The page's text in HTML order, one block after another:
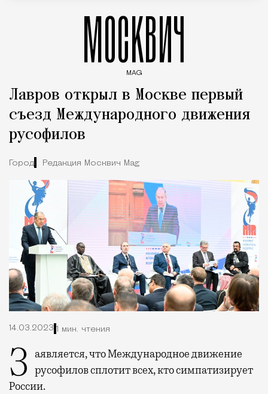
МОСКВИЧ
MAG
Лавров открыл в Москве первый
съезд Международного движения
русофилов
Город Редакция Москвич Mag
14.03.2023 1 мин. чтения
Заявляется, что Международное движение русофилов сплотит всех, кто симпатизирует
России.